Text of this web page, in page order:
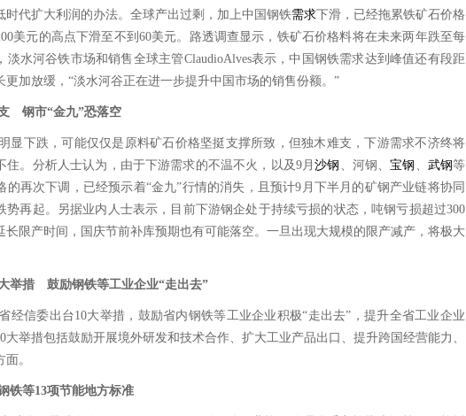
时代扩大利润的办法。全球产出过剩，加上中国钢铁需求下滑，已经拖累铁矿石价格
美元的高点下滑至不到60美元。路透调查显示，铁矿石价格料将在未来两年跌至每
淡水河谷铁市场和销售全球主管ClaudioAlves表示，中国钢铁需求达到峰值还有段距
更加放缓，“淡水河谷正在进一步提升中国市场的销售份额。”
钢市“金九”恐落空
显下跌，可能仅仅是原料矿石价格坚挺支撑所致，但独木难支，下游需求不济终将
住。分析人士认为，由于下游需求的不温不火，以及9月沙钢 、河钢、宝钢 、 武钢等
的再次下调，已经预示着“金九”行情的消失，且预计9月下半月的矿钢产业链将协同
势再起。另据业内人士表示，目前下游钢企处于持续亏损的状态，吨钢亏损超过300
长限产时间，国庆节前补库预期也有可能落空。一旦出现大规模的限产减产，将极大
举措 鼓励钢铁等工业企业“走出去”
经信委出台10大举措，鼓励省内钢铁等工业企业积极“走出去”，提升全省工业企业
大举措包括鼓励开展境外研发和技术合作、扩大工业产品出口、提升跨国经营能力、
。
铁等13项节能地方标准